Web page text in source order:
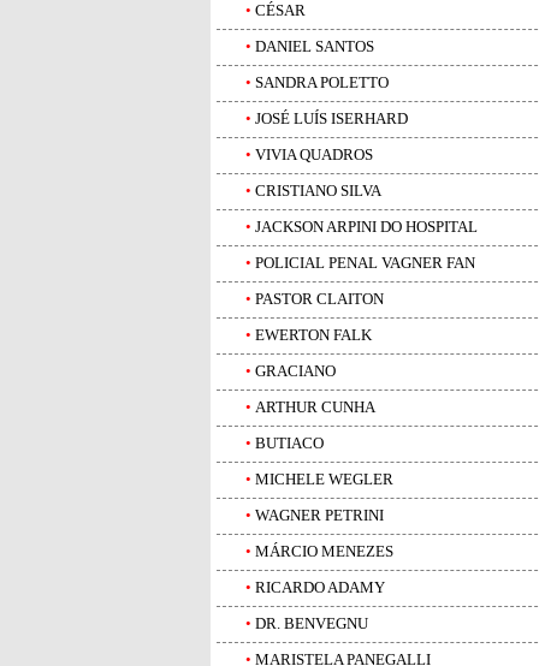
• CÉSAR
• DANIEL SANTOS
• SANDRA POLETTO
• JOSÉ LUÍS ISERHARD
• VIVIA QUADROS
• CRISTIANO SILVA
• JACKSON ARPINI DO HOSPITAL
• POLICIAL PENAL VAGNER FAN
• PASTOR CLAITON
• EWERTON FALK
• GRACIANO
• ARTHUR CUNHA
• BUTIACO
• MICHELE WEGLER
• WAGNER PETRINI
• MÁRCIO MENEZES
• RICARDO ADAMY
• DR. BENVEGNU
• MARISTELA PANEGALLI